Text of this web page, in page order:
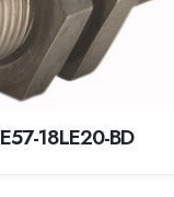
E57-18LE20-BD